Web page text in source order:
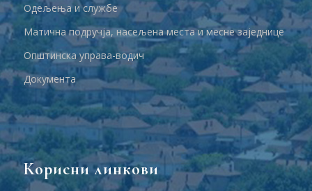
Одељења и службе
Матична подручја, насељена места и месне заједнице
Општинска управа-водич
Документа
Корисни линкови